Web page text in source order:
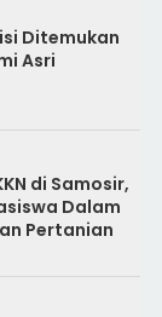
Ditemukan
Asri
di Samosir,
Dalam
Pertanian